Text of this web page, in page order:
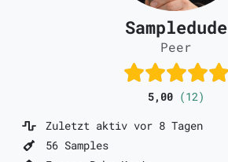
Sampledude
Peer
5,00 (12)
Zuletzt aktiv vor 8 Tagen
56 Samples